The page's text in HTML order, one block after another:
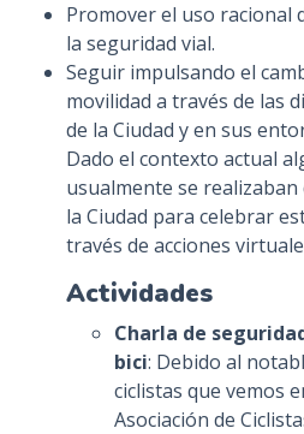
Promover el uso racional
la seguridad vial.
Seguir impulsando el
movilidad a través de las
de la Ciudad y en sus
Dado el contexto actual
usualmente se
la Ciudad para celebrar
través de acciones
Actividades
Charla de
bici: Debido al
ciclistas que vemos
Asociación de